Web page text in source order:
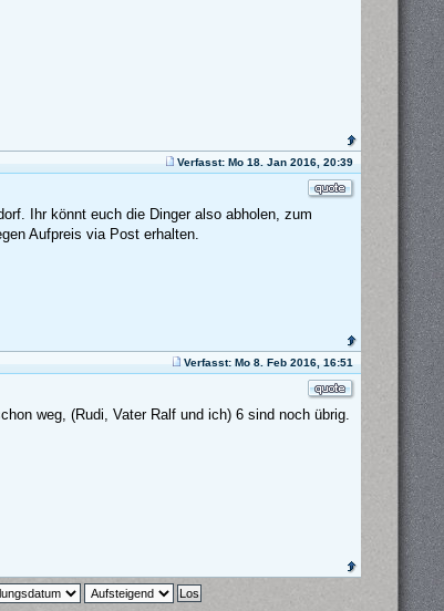
Verfasst: Mo 18. Jan 2016, 20:39
Ihr könnt euch die Dinger also abholen, zum
Aufpreis via Post erhalten.
Verfasst: Mo 8. Feb 2016, 16:51
weg, (Rudi, Vater Ralf und ich) 6 sind noch übrig.